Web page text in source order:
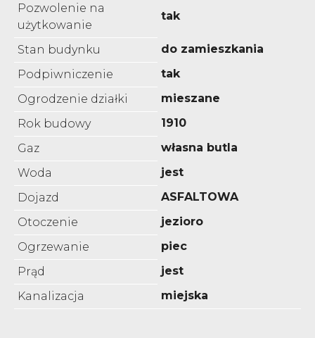
Pozwolenie na
użytkowanie
tak
Stan budynku
do zamieszkania
Podpiwniczenie
tak
Ogrodzenie działki
mieszane
Rok budowy
1910
Gaz
własna butla
Woda
jest
Dojazd
ASFALTOWA
Otoczenie
jezioro
Ogrzewanie
piec
Prąd
jest
Kanalizacja
miejska